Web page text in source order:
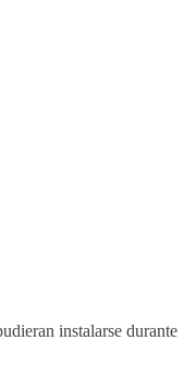
instalarse durante